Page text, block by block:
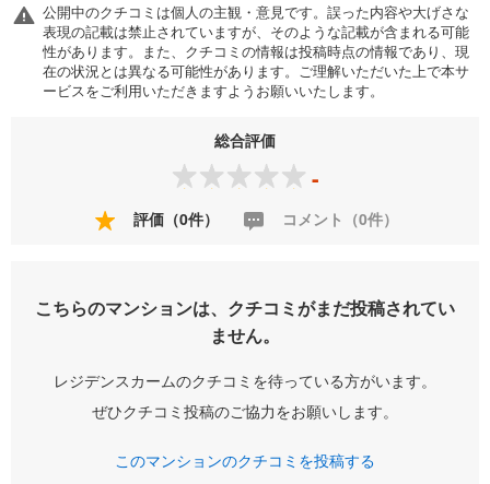
公開中のクチコミは個人の主観・意見です。誤った内容や大げさな
表現の記載は禁止されていますが、そのような記載が含まれる可能
性があります。また、クチコミの情報は投稿時点の情報であり、現
在の状況とは異なる可能性があります。ご理解いただいた上で本サ
ービスをご利用いただきますようお願いいたします。
総合評価
-
評価（0件） コメント（0件）
こちらのマンションは、クチコミがまだ投稿されてい
ません。
レジデンスカームのクチコミを待っている方がいます。
ぜひクチコミ投稿のご協力をお願いします。
このマンションのクチコミを投稿する